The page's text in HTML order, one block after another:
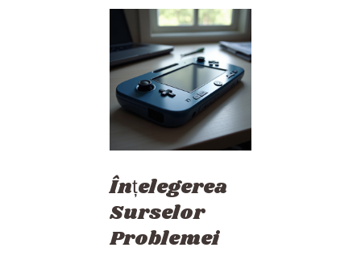
Înțelegerea
Surselor
Problemei